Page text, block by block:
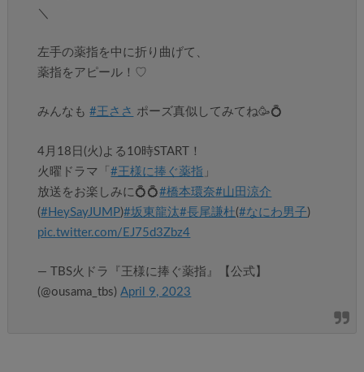
＼
左手の薬指を中に折り曲げて、
薬指をアピール！♡
みんなも#王ささ ポーズ真似してみてね🥳💍
4月18日(火)よる10時START！
火曜ドラマ「#王様に捧ぐ薬指 」
放送をお楽しみに💍💍#橋本環奈#山田涼介
(#HeySayJUMP)#坂東龍汰#長尾謙杜(#なにわ男子)
pic.twitter.com/EJ75d3Zbz4
— TBS火ドラ『王様に捧ぐ薬指』【公式】
(@ousama_tbs)April 9, 2023